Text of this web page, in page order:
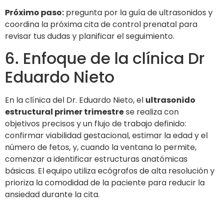
Próximo paso: pregunta por la guía de ultrasonidos y
coordina la próxima cita de control prenatal para
revisar tus dudas y planificar el seguimiento.
6. Enfoque de la clínica Dr
Eduardo Nieto
En la clínica del Dr. Eduardo Nieto, el ultrasonido
estructural primer trimestrese realiza con
objetivos precisos y un flujo de trabajo definido:
confirmar viabilidad gestacional, estimar la edad y el
número de fetos, y, cuando la ventana lo permite,
comenzar a identificar estructuras anatómicas
básicas. El equipo utiliza ecógrafos de alta resolución y
prioriza la comodidad de la paciente para reducir la
ansiedad durante la cita.